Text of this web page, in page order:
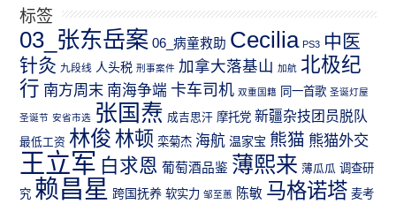
标签
03_张东岳案 06_病童救助 Cecilia PS3 中医
针灸 九段线 人头税 刑事案件 加拿大落基山 加航 北极纪
行 南方周末 南海争端 卡车司机 双重国籍 同一首歌 圣诞灯屋
圣诞节 安省市选 张国焘 成吉思汗 摩托党 新疆杂技团员脱队
最低工资 林俊 林顿 栾菊杰 海航 温家宝 熊猫 熊猫外交
王立军 白求恩 葡萄酒品鉴 薄熙来 薄瓜瓜 调查研
究 赖昌星 跨国抚养 软实力 邹至蕙 陈敏 马格诺塔 麦考